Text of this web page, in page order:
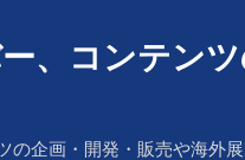
、コンテン
企画・開発・販売や海外